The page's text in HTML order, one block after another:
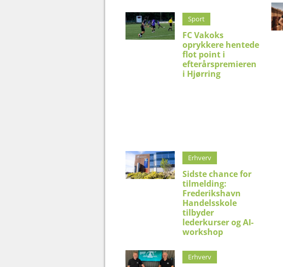
Sport
FC Vakoks
oprykkere hentede
flot point i
efterårspremieren
i Hjørring
Erhverv
Sidste chance for
tilmelding:
Frederikshavn
Handelsskole
tilbyder
lederkurser og AI-
workshop
Erhverv